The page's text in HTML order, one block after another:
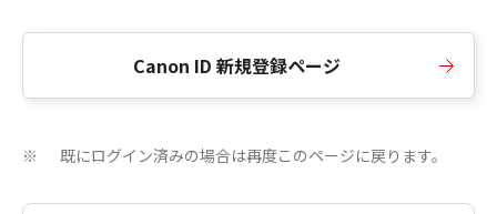
Canon ID 新規登録ページ
※ 既にログイン済みの場合は再度このページに戻ります。